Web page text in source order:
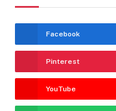
Facebook
Pinterest
YouTube